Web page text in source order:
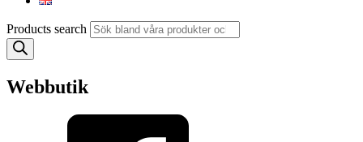
Products search
Webbutik